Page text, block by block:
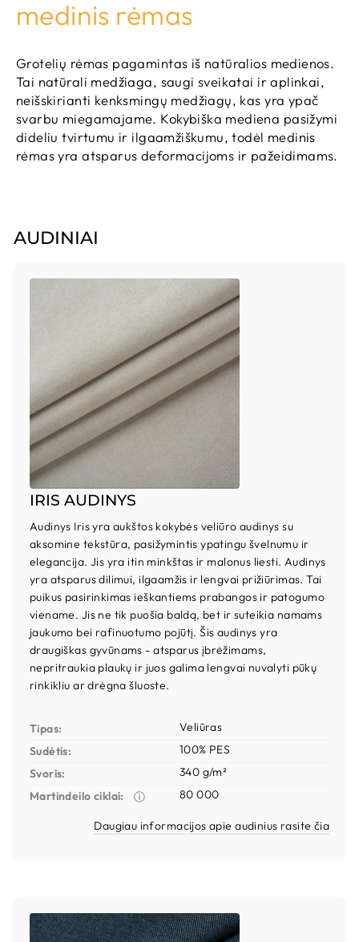
medinis rėmas
Grotelių rėmas pagamintas iš natūralios medienos.
Tai natūrali medžiaga, saugi sveikatai ir aplinkai,
neišskirianti kenksmingų medžiagų, kas yra ypač
svarbu miegamajame. Kokybiška mediena pasižymi
dideliu tvirtumu ir ilgaamžiškumu, todėl medinis
rėmas yra atsparus deformacijoms ir pažeidimams.
AUDINIAI
IRIS AUDINYS
Audinys Iris yra aukštos kokybės veliūro audinys su
aksomine tekstūra, pasižymintis ypatingu švelnumu ir
elegancija. Jis yra itin minkštas ir malonus liesti. Audinys
yra atsparus dilimui, ilgaamžis ir lengvai prižiūrimas. Tai
puikus pasirinkimas ieškantiems prabangos ir patogumo
viename. Jis ne tik puošia baldą, bet ir suteikia namams
jaukumo bei rafinuotumo pojūtį. Šis audinys yra
draugiškas gyvūnams - atsparus įbrėžimams,
nepritraukia plaukų ir juos galima lengvai nuvalyti pūkų
rinkikliu ar drėgna šluoste.
Tipas:
Veliūras
Sudėtis:
100% PES
Svoris:
340 g/m²
Martindeilo ciklai:
ⓘ 80 000
Daugiau informacijos apie audinius rasite čia